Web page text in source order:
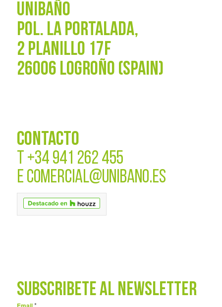
UNIBAÑO
POL. La Portalada,
2 PLANILLO 17F
26006 LOGROÑO (SPAIN)
CONTACTO
T +34 941 262 455
E COMERCIAL@UNIBANO.ES
SUBSCRÍBETE AL NEWSLETTER